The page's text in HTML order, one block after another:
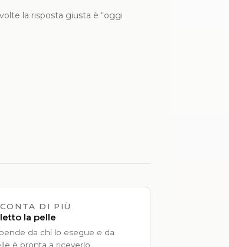
la risposta giusta è "oggi
DI PIÙ
la pelle
da chi lo esegue e da
è pronta a riceverlo.